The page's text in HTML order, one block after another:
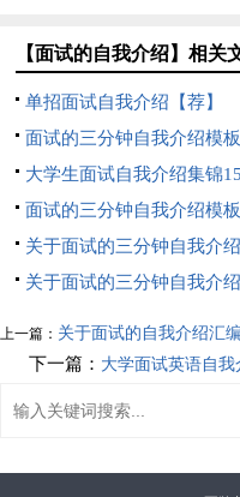
【面试的自我介绍】相关
单招面试自我介绍【荐】
面试的三分钟自我介绍模
总七篇
大学生面试自我介绍集锦
面试的三分钟自我介绍模
集八篇
关于面试的三分钟自我介
板锦集六篇
关于面试的三分钟自我介
上一篇： 关于面试的自我介绍汇
下一篇： 大学面试英语自我